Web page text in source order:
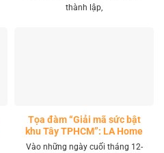
thành lập,
Tọa đàm “Giải mã sức bật
khu Tây TPHCM”: LA Home
khai mở tọa độ đầu tư mới
Vào những ngày cuối tháng 12-